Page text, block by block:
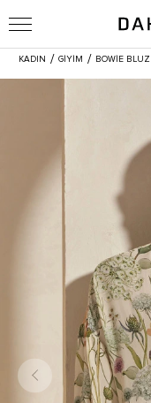
KADIN / GİYİM / BOWIE BLUZ